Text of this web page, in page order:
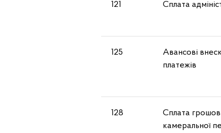
121 Сплата
125
Авансові
платежів
128
Сплата
камеральної